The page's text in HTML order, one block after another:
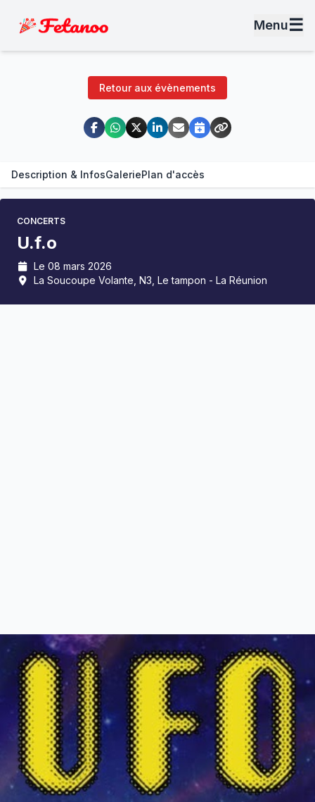
Menu☰
Retour aux évènements
Description & InfosGaleriePlan d'accès
CONCERTS
U.f.o
Le 08 mars 2026
La Soucoupe Volante, N3, Le tampon - La Réunion